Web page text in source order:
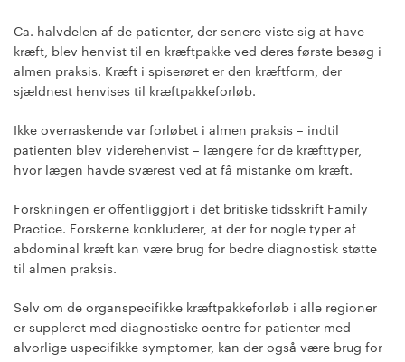
Ca. halvdelen af de patienter, der senere viste sig at have
kræft, blev henvist til en kræftpakke ved deres første besøg i
almen praksis. Kræft i spiserøret er den kræftform, der
sjældnest henvises til kræftpakkeforløb.
Ikke overraskende var forløbet i almen praksis – indtil
patienten blev viderehenvist – længere for de kræfttyper,
hvor lægen havde sværest ved at få mistanke om kræft.
Forskningen er offentliggjort i det britiske tidsskrift Family
Practice. Forskerne konkluderer, at der for nogle typer af
abdominal kræft kan være brug for bedre diagnostisk støtte
til almen praksis.
Selv om de organspecifikke kræftpakkeforløb i alle regioner
er suppleret med diagnostiske centre for patienter med
alvorlige uspecifikke symptomer, kan der også være brug for